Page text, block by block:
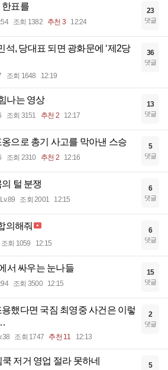
한표를
조회 1382 추천 3 12:24
23
댓글
석, 당대표 되면 광화문에 ‘제2당
조회 1648 12:19
36
댓글
나는 영상
조회 3151 추천 2 12:17
13
댓글
으로 총기 사고를 막아낸 스승
조회 2310 추천 2 12:16
5
댓글
털 분쟁
Lv.89 조회 2001 12:15
6
댓글
의해줘
조회 1059 12:15
6
댓글
서 싸우는 눈나들
조회 3500 12:15
15
댓글
했다면 국짐 최영중 사건은 이렇
조회 1747 추천 11 12:13
2
댓글
쿡 저거 영업 절라 못하네 5